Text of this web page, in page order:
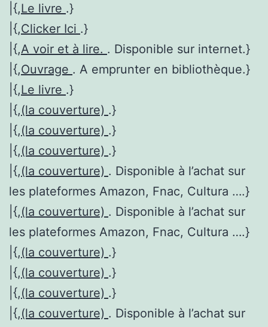
|{,Le livre .}
|{,Clicker Ici .}
|{,A voir et à lire. . Disponible sur internet.}
|{,Ouvrage . A emprunter en bibliothèque.}
|{,Le livre .}
|{,(la couverture) .}
|{,(la couverture) .}
|{,(la couverture) .}
|{,(la couverture) . Disponible à l’achat sur
les plateformes Amazon, Fnac, Cultura ….}
|{,(la couverture) . Disponible à l’achat sur
les plateformes Amazon, Fnac, Cultura ….}
|{,(la couverture) .}
|{,(la couverture) .}
|{,(la couverture) .}
|{,(la couverture) . Disponible à l’achat sur